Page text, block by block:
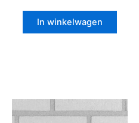
In winkelwagen